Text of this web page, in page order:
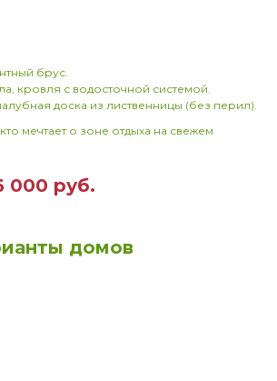
брус.
кровля с водосточной системой.
доска из лиственницы (без перил).
мечтает о зоне отдыха на свежем
000 руб.
домов